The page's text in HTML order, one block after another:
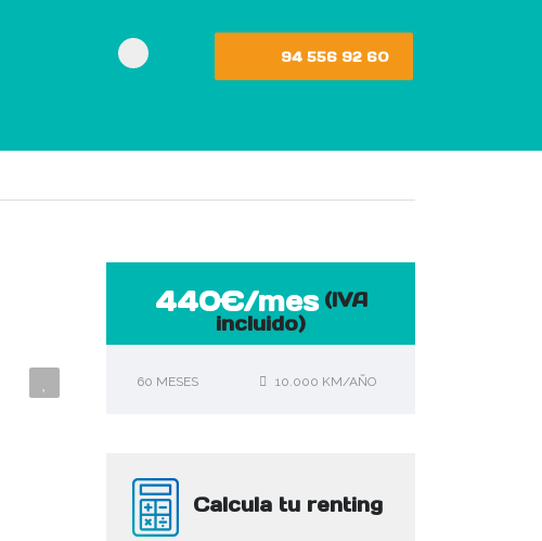
94 556 92 60
440€/mes(IVA
incluido)
60 MESES 10.000 KM/AÑO
Calcula tu renting